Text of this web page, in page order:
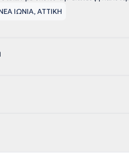
ΝΕΑ ΙΩΝΙΑ, ΑΤΤΙΚΗ